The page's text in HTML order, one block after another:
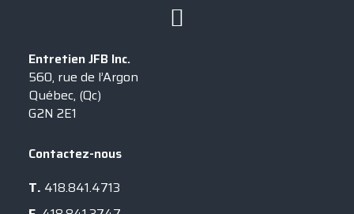
Entretien JFB Inc.
560, rue de l’Argon
Québec, (Qc)
G2N 2E1
Contactez-nous
T. 418.841.4713